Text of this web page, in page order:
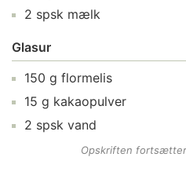
2 spsk mælk
Glasur
150 g flormelis
15 g kakaopulver
2 spsk vand
Opskriften